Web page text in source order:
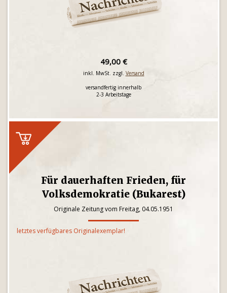
49,00 €
inkl. MwSt. zzgl. Versand
versandfertig innerhalb
2-3 Arbeitstage
Für dauerhaften Frieden, für
Volksdemokratie (Bukarest)
Originale Zeitung vom Freitag, 04.05.1951
letztes verfügbares Originalexemplar!